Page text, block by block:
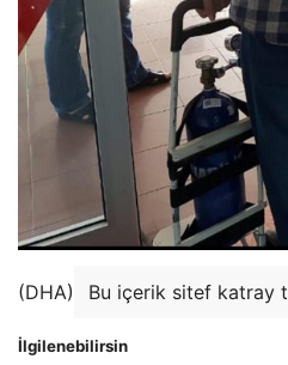
(DHA) Bu içerik sitef katray
İlgilenebilirsin